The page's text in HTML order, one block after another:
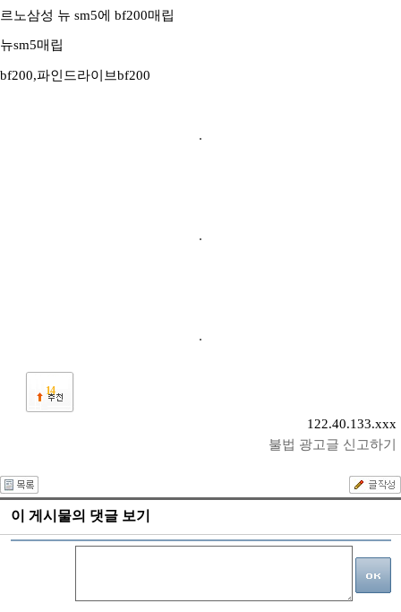
르노삼성 뉴 sm5에 bf200매립
뉴sm5매립
bf200,파인드라이브bf200
14
122.40.133.xxx
불법 광고글 신고하기
이 게시물의 댓글 보기